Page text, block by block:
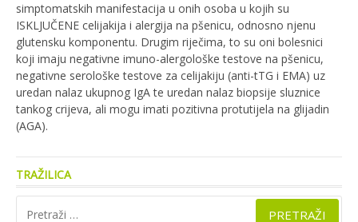
simptomatskih manifestacija u onih osoba u kojih su
ISKLJUČENE celijakija i alergija na pšenicu, odnosno njenu
glutensku komponentu. Drugim riječima, to su oni bolesnici
koji imaju negativne imuno-alergološke testove na pšenicu,
negativne serološke testove za celijakiju (anti-tTG i EMA) uz
uredan nalaz ukupnog IgA te uredan nalaz biopsije sluznice
tankog crijeva, ali mogu imati pozitivna protutijela na glijadin
(AGA).
TRAŽILICA